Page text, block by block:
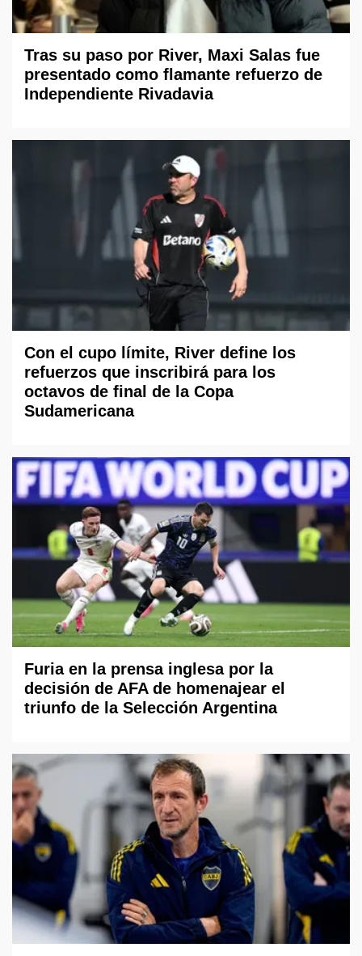
Tras su paso por River, Maxi Salas fue
presentado como flamante refuerzo de
Independiente Rivadavia
Con el cupo límite, River define los
refuerzos que inscribirá para los
octavos de final de la Copa
Sudamericana
Furia en la prensa inglesa por la
decisión de AFA de homenajear el
triunfo de la Selección Argentina